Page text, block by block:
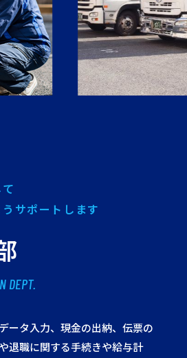
サポートします
DEPT.
ータ入力、現金の出納、伝票の
退職に関する手続きや給与計